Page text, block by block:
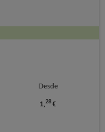
Desde
1,28 €